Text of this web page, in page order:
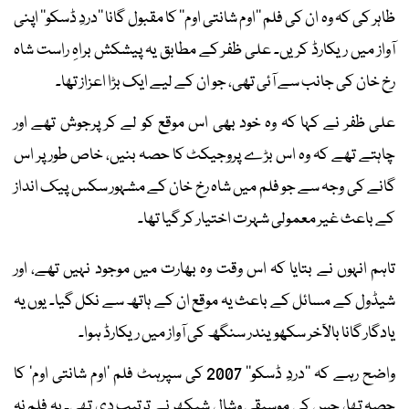
ظاہر کی کہ وہ ان کی فلم ’’اوم شانتی اوم‘‘ کا مقبول گانا ’’دردِ ڈسکو‘‘ اپنی
آواز میں ریکارڈ کریں۔ علی ظفر کے مطابق یہ پیشکش براہِ راست شاہ
رخ خان کی جانب سے آئی تھی، جو ان کے لیے ایک بڑا اعزاز تھا۔
علی ظفر نے کہا کہ وہ خود بھی اس موقع کو لے کر پرجوش تھے اور
چاہتے تھے کہ وہ اس بڑے پروجیکٹ کا حصہ بنیں، خاص طور پر اس
گانے کی وجہ سے جو فلم میں شاہ رخ خان کے مشہور سکس پیک انداز
کے باعث غیر معمولی شہرت اختیار کر گیا تھا۔
تاہم انہوں نے بتایا کہ اس وقت وہ بھارت میں موجود نہیں تھے، اور
شیڈول کے مسائل کے باعث یہ موقع ان کے ہاتھ سے نکل گیا۔ یوں یہ
یادگار گانا بالآخر سکھویندر سنگھ کی آواز میں ریکارڈ ہوا۔
واضح رہے کہ ’’دردِ ڈسکو‘‘ 2007 کی سپرہٹ فلم ’اوم شانتی اوم‘ کا